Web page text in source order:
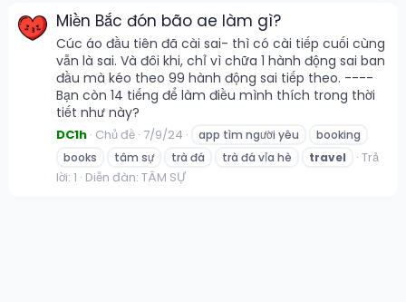
Miền Bắc đón bão ae làm gì?
Cúc áo đầu tiên đã cài sai- thì có cài tiếp cuối cùng
vẫn là sai. Và đôi khi, chỉ vì chữa 1 hành động sai ban
đầu mà kéo theo 99 hành động sai tiếp theo. ----
Bạn còn 14 tiếng để làm điều mình thích trong thời
tiết như này?
DC1h Chủ đề 7/9/24 app tìm người yêu
booking
books
tâm sự trà đá trà đá vỉa hè travel
Trả
lời: 1 Diễn đàn: TÂM SỰ